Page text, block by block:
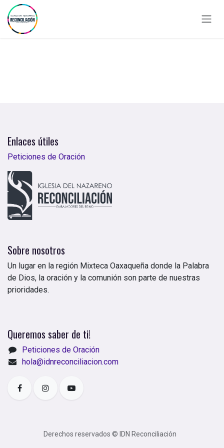
Ir al contenido
Enlaces útiles
Peticiones de Oración
Sobre nosotros
Un lugar en la región Mixteca Oaxaqueña donde la Palabra
de Dios, la oración y la comunión son parte de nuestras
prioridades.
Queremos saber de ti!
Peticiones de Oración
hola@idnreconciliacion.com
Derechos reservados © IDN Reconciliación